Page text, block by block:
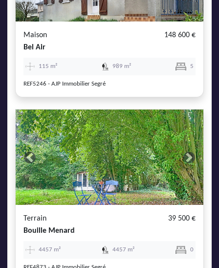
Maison
148 600 €
Bel Air
115 m² 989 m² 5
REF5246 - AJP Immobilier Segré
Previous Next
Terrain
39 500 €
Bouille Menard
4457 m² 4457 m² 0